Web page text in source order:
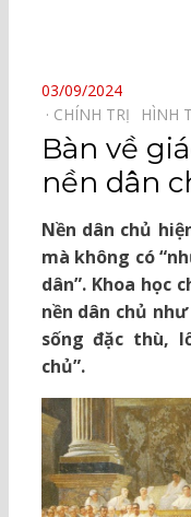
POSTED
ON
03/09/2024
CHÍNH TRỊ⠀
HÌNH
Bàn về
nền dân
Nền dân chủ
mà không có
dân”. Khoa học
nền dân chủ
sống đặc thù,
chủ”.